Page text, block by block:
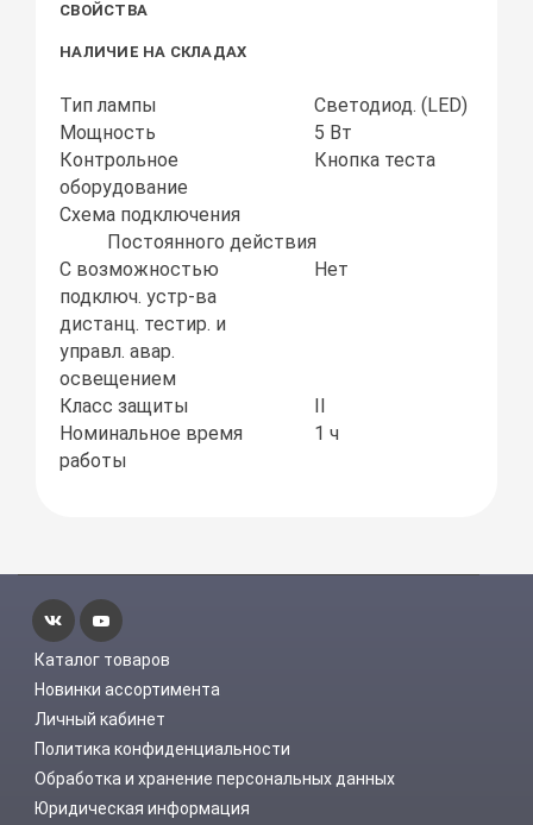
СВОЙСТВА
НАЛИЧИЕ НА СКЛАДАХ
Тип лампы
Светодиод. (LED)
Мощность
5 Вт
Контрольное
оборудование
Кнопка теста
Схема подключения
Постоянного действия
С возможностью
подключ. устр-ва
дистанц. тестир. и
управл. авар.
освещением
Нет
Класс защиты
Номинальное время
работы
1 ч
Каталог товаров
Новинки ассортимента
Личный кабинет
Политика конфиденциальности
Обработка и хранение персональных данных
Юридическая информация